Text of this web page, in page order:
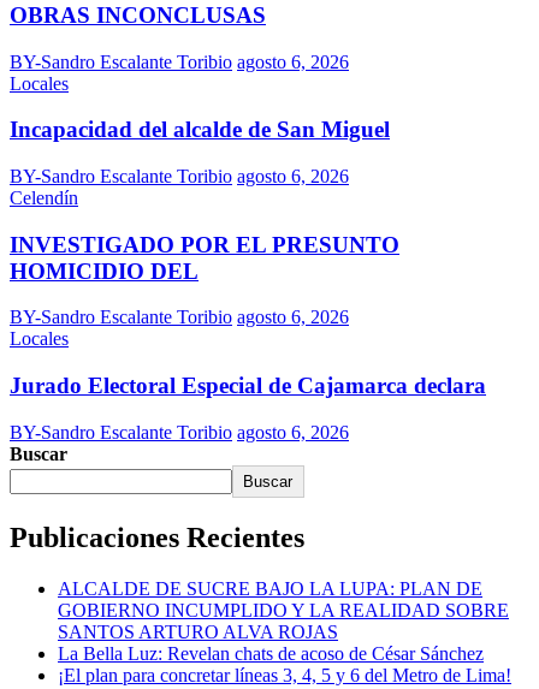
OBRAS INCONCLUSAS
BY-Sandro Escalante Toribio agosto 6, 2026
Locales
Incapacidad del alcalde de San Miguel
BY-Sandro Escalante Toribio agosto 6, 2026
Celendín
INVESTIGADO POR EL PRESUNTO
HOMICIDIO DEL
BY-Sandro Escalante Toribio agosto 6, 2026
Locales
Jurado Electoral Especial de Cajamarca declara
BY-Sandro Escalante Toribio agosto 6, 2026
Buscar
Buscar
Publicaciones Recientes
ALCALDE DE SUCRE BAJO LA LUPA: PLAN DE
GOBIERNO INCUMPLIDO Y LA REALIDAD SOBRE
SANTOS ARTURO ALVA ROJAS
La Bella Luz: Revelan chats de acoso de César Sánchez
¡El plan para concretar líneas 3, 4, 5 y 6 del Metro de Lima!